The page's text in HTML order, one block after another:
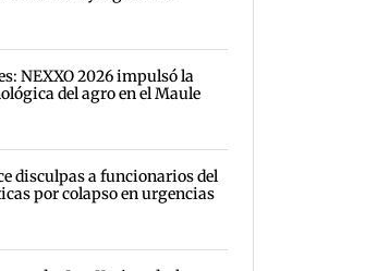
NEXXO 2026 impulsó la
del agro en el Maule
disculpas a funcionarios del
por colapso en urgencias